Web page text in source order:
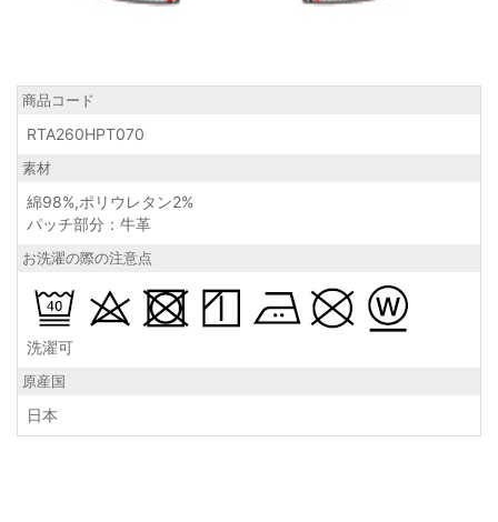
商品コード
RTA260HPT070
素材
綿98%,ポリウレタン2%
パッチ部分：牛革
お洗濯の際の注意点
洗濯可
原産国
日本